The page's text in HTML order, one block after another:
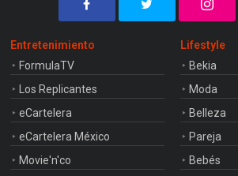
Entretenimiento
FormulaTV
Los Replicantes
eCartelera
eCartelera México
Movie'n'co
Lifestyle
Bekia
Moda
Belleza
Pareja
Bebés